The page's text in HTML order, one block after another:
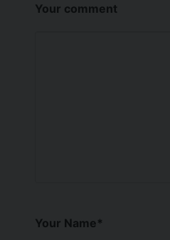
Your comment
Your Name*